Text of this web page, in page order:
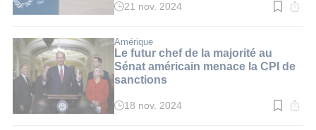
Temps
:
2
min.
21 nov. 2024
Amérique
Le futur chef de la majorité au
Sénat américain menace la CPI de
sanctions
Temps
18 nov. 2024